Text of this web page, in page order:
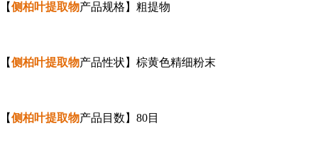
【侧柏叶提取物产品规格】粗提物
【侧柏叶提取物产品性状】棕黄色精细粉末
【侧柏叶提取物产品目数】80目